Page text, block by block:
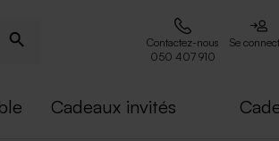
Contactez-nous
050 407 910
Se
Cadeaux invités